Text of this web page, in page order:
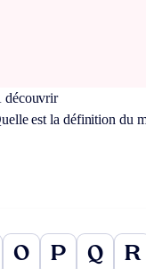
découvrir
est la définition du
O P Q R